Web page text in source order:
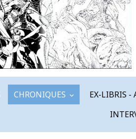
CHRONIQUES EX-LIBRIS -